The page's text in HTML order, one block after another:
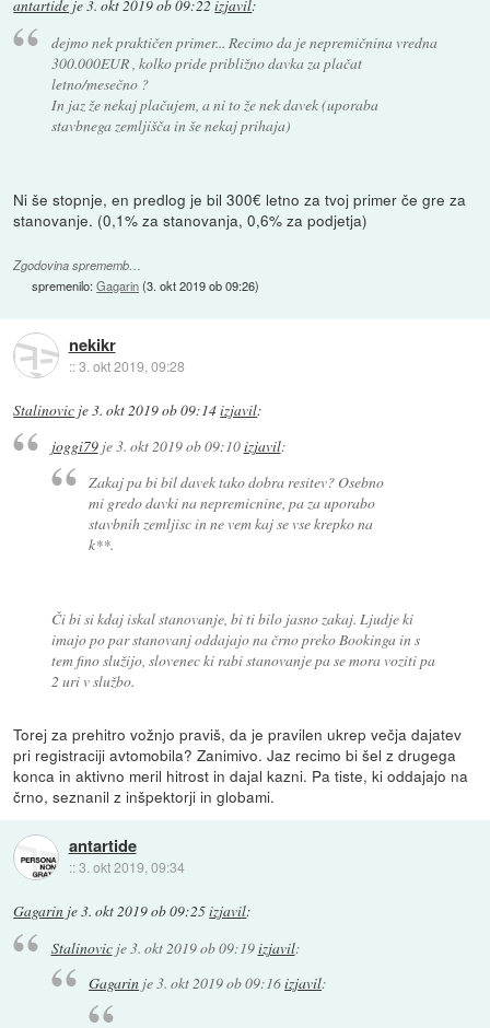
antartide je3. okt 2019 ob 09:22 izjavil:
dejmo nek praktičen primer... Recimo da je nepremičnina vredna
300.000EUR , kolko pride približno davka za plačat
letno/mesečno ?
In jaz že nekaj plačujem, a ni to že nek davek (uporaba
stavbnega zemljišča in še nekaj prihaja)
Ni še stopnje, en predlog je bil 300€ letno za tvoj primer če gre za
stanovanje. (0,1% za stanovanja, 0,6% za podjetja)
Zgodovina sprememb…
spremenilo:Gagarin(3. okt 2019 ob 09:26)
nekikr
::3. okt 2019, 09:28
Stalinovic je3. okt 2019 ob 09:14izjavil:
joggi79je3. okt 2019 ob 09:10izjavil:
Zakaj pa bi bil davek tako dobra resitev? Osebno
mi gredo davki na nepremicnine, pa za uporabo
stavbnih zemljisc in ne vem kaj se vse krepko na
k**.
Či bi si kdaj iskal stanovanje, bi ti bilo jasno zakaj. Ljudje ki
imajo po par stanovanj oddajajo na črno preko Bookinga in s
tem fino služijo, slovenec ki rabi stanovanje pa se mora voziti pa
2 uri v službo.
Torej za prehitro vožnjo praviš, da je pravilen ukrep večja dajatev
pri registraciji avtomobila? Zanimivo. Jaz recimo bi šel z drugega
konca in aktivno meril hitrost in dajal kazni. Pa tiste, ki oddajajo na
črno, seznanil z inšpektorji in globami.
antartide
::3. okt 2019, 09:34
Gagarin je3. okt 2019 ob 09:25izjavil:
Stalinovicje3. okt 2019 ob 09:19izjavil:
Gagarin je3. okt 2019 ob 09:16izjavil: